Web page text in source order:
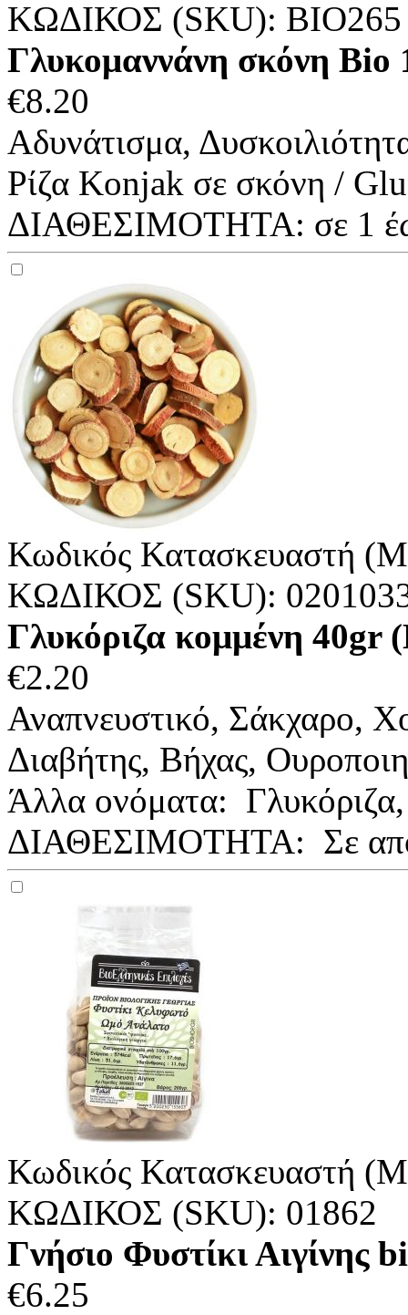
ΚΩΔΙΚΟΣ (SKU): BIO265
Γλυκομαννάνη σκόνη
€8.20
Αδυνάτισμα,
Ρίζα Konjak σε σκόνη /
ΔΙΑΘΕΣΙΜΟΤΗΤΑ: σε 1
Κωδικός Κατασκευαστή
ΚΩΔΙΚΟΣ (SKU):
Γλυκόριζα κομμένη 40gr
€2.20
Αναπνευστικό, Σάκχαρο,
Διαβήτης, Βήχας,
Άλλα ονόματα:
ΔΙΑΘΕΣΙΜΟΤΗΤΑ: Σε
Κωδικός Κατασκευαστή
ΚΩΔΙΚΟΣ (SKU): 01862
Γνήσιο Φυστίκι
€6.25